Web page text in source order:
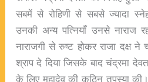
सबमें से रोहिणी से सबसे ज्यादा
उनकी अन्य पत्नियाँ उनसे नाराज
नाराजगी से रुष्ट होकर राजा दक्ष ने
श्राप दे दिया जिसके बाद चंद्रमा
के लिए महादेव की कठिन तपस्या